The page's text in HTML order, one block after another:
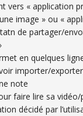
vers « application
image » ou «
de partager/
en quelques
importer/
note
faire lire sa
décidé par